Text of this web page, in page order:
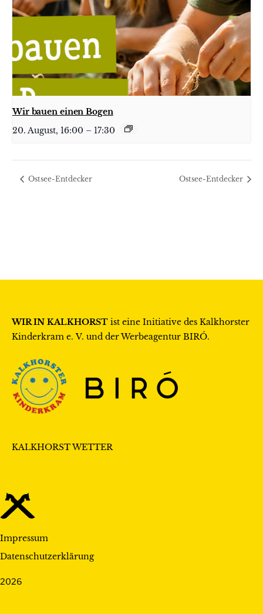
Wir bauen einen Bogen
20. August, 16:00 – 17:30
Ostsee-Entdecker Ostsee-Entdecker
WIR IN KALKHORST ist eine Initiative des Kalkhorster
Kinderkram e. V. und der Werbeagentur BIRÓ.
KALKHORST WETTER
2026
Impressum
Datenschutzerklärung